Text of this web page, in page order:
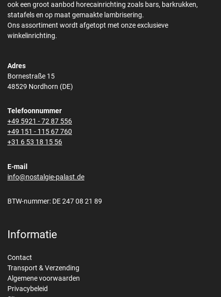
ook een groot aanbod horecainrichting zoals bars, barkrukken,
statafels en op maat gemaakte lambrisering.
Ons assortiment wordt afgetopt met onze exclusieve
winkelinrichting.
Adres
Bornestraße 15
48529 Nordhorn (DE)
Telefoonnummer
+49 5921 - 72 87 556
+49 151 - 115 67 760
+31 6 53 18 15 56
E-mail
info@nostalgie-palast.de
BTW-nummer: DE 247 08 21 89
Informatie
Contact
Transport & Verzending
Algemene voorwaarden
Privacybeleid